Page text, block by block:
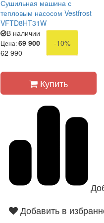
Сушильная машина с
тепловым насосом Vestfrost
VFTD8HT31W
В наличии
Цена:69 900
-10%
62 990
Купить
Добавить в